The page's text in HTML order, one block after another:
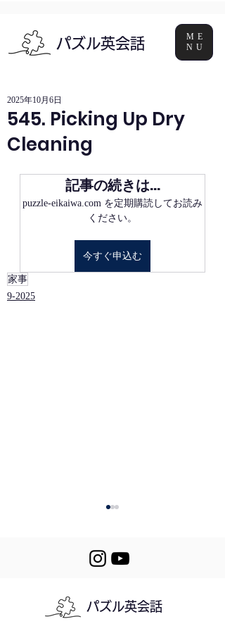
パズル英会話
ME
NU
545. Picking Up Dry
Cleaning
2025年10月6日
記事の続きは…
puzzle-eikaiwa.com を定期購読してお読み
ください。
今すぐ申込む
家事
9-2025
543. A Makeup
パズル英会話